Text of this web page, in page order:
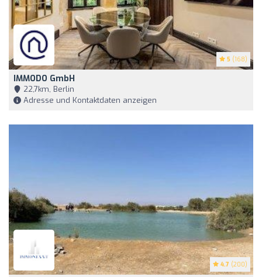
5 (168)
IMMODO GmbH
22,7km, Berlin
Adresse und Kontaktdaten anzeigen
4.7 (200)